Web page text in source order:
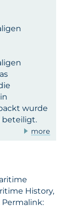
wurde
beteiligt.
more
History,
Permalink: